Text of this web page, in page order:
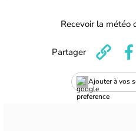
Recevoir la météo
Ajouter à vos
Partager